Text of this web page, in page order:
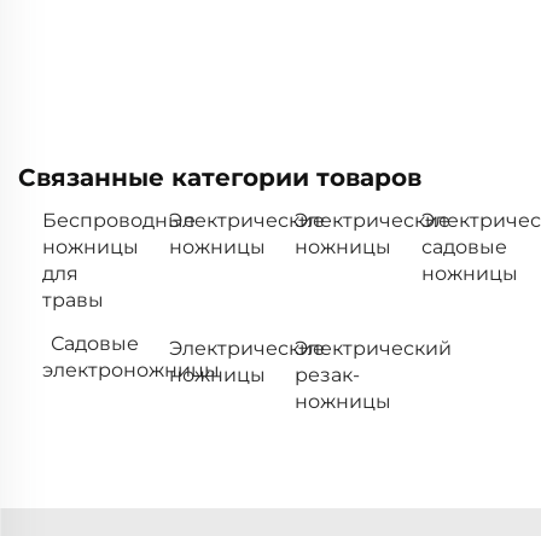
Связанные категории товаров
Беспроводные
ножницы
для
травы
Электрические
ножницы
Электрические
ножницы
садовые
ножницы
Садовые
электроножницы
Электрические
ножницы
Электрический
резак-
ножницы